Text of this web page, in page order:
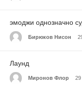
эмоджи однозначно
Бирюков Нисон
Лаунд
Миронов Флор 29